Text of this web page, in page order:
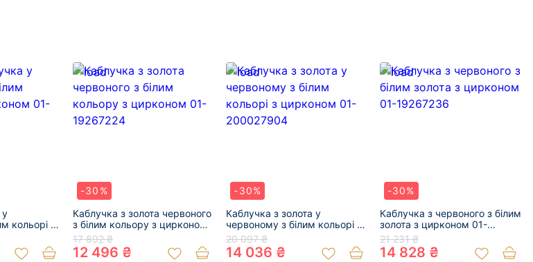
у
кольорі з
-30%
Каблучка з золота червоного
з білим кольору з цирконом
01-19267224
17 892 ₴
12 496 ₴
-30%
Каблучка з золота у
червоному з білим кольорі з
цирконом 01-200027904
20 097 ₴
14 036 ₴
-30%
Каблучка з червоного з білим
золота з цирконом 01-
19267236
21 231 ₴
14 828 ₴